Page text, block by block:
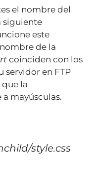
el nombre del
siguiente
este
de la
coinciden con los
servidor en FTP
la
a mayúsculas.
style.css